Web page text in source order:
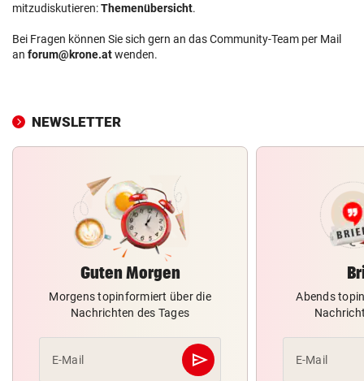
mitzudiskutieren:Themenübersicht.
Bei Fragen können Sie sich gern an das Community-Team per Mail
an forum@krone.atwenden.
NEWSLETTER
Guten Morgen
Morgens topinformiert über die
Nachrichten des Tages
E-Mail send
Abschicken
Abends
E-Mail